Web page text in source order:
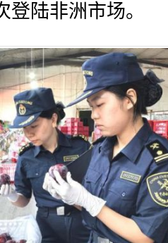
陆非洲市场。